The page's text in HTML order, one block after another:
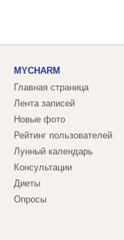
MYCHARM
Главная страница
Лента записей
Новые фото
Рейтинг пользователей
Лунный календарь
Консультации
Диеты
Опросы